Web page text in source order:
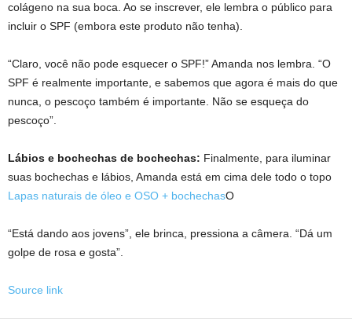
colágeno na sua boca. Ao se inscrever, ele lembra o público para
incluir o SPF (embora este produto não tenha).
“Claro, você não pode esquecer o SPF!” Amanda nos lembra. “O
SPF é realmente importante, e sabemos que agora é mais do que
nunca, o pescoço também é importante. Não se esqueça do
pescoço”.
Lábios e bochechas de bochechas: Finalmente, para iluminar
suas bochechas e lábios, Amanda está em cima dele todo o topo
Lapas naturais de óleo e OSO + bochechasO
“Está dando aos jovens”, ele brinca, pressiona a câmera. “Dá um
golpe de rosa e gosta”.
Source link